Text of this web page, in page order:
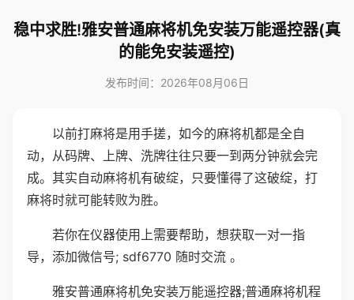
稳中求胜!雅安普通麻将机免安装万能遥控器(真
的能免安装遥控)
发布时间：2026年08月06日
以前打麻将是用手搓，如今的麻将机都是全自
动，从码牌、上牌、洗牌往往只要一到两分钟就会完
成。其实自动麻将机有破绽，只要懂得了这破绽，打
麻将时就可能转败为胜。
若你在仪器使用上需要帮助，想获取一对一指
导，添加微信号; sdf6770 随时交流 。
雅安普通麻将机免安装万能遥控器;普通麻将机程